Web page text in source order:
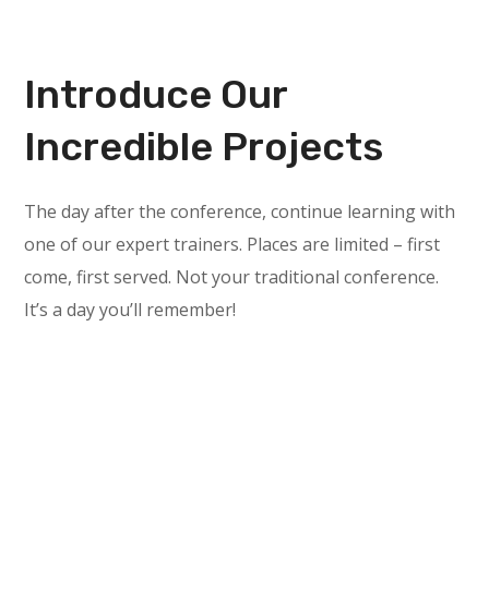
Introduce Our
Incredible Projects
The day after the conference, continue learning with
one of our expert trainers. Places are limited – first
come, first served. Not your traditional conference.
It’s a day you’ll remember!